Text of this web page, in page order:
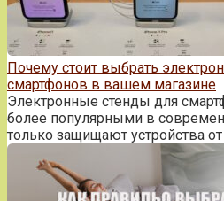
Почему стоит выбрать
смартфонов в вашем магазине
Электронные стенды для
более популярными в
только защищают устройства